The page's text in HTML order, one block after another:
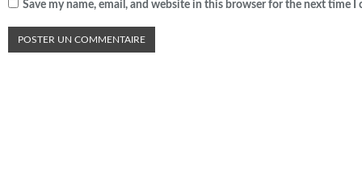
Save my name, email, and website in this browser for the next time I